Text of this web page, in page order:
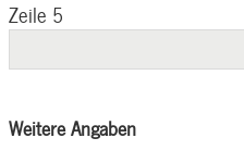
Zeile 5
Weitere Angaben